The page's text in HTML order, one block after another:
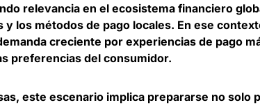
relevancia en el ecosistema financiero
y los métodos de pago locales. En ese
creciente por experiencias de pago
preferencias del consumidor.
este escenario implica prepararse no solo